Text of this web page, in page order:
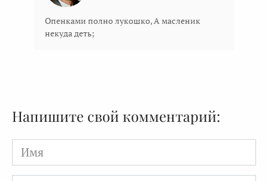
Опенками полно лукошко, А масленик
некуда деть;
Напишите свой комментарий:
Имя